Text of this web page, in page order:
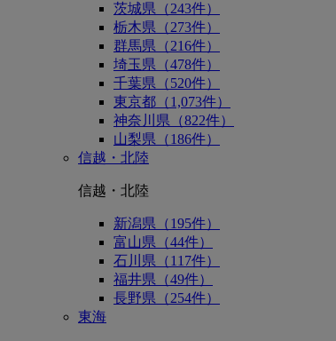
茨城県（243件）
栃木県（273件）
群馬県（216件）
埼玉県（478件）
千葉県（520件）
東京都（1,073件）
神奈川県（822件）
山梨県（186件）
信越・北陸
信越・北陸
新潟県（195件）
富山県（44件）
石川県（117件）
福井県（49件）
長野県（254件）
東海